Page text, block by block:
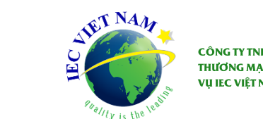
CÔNG TY
THƯƠNG
VỤ IEC VIỆT